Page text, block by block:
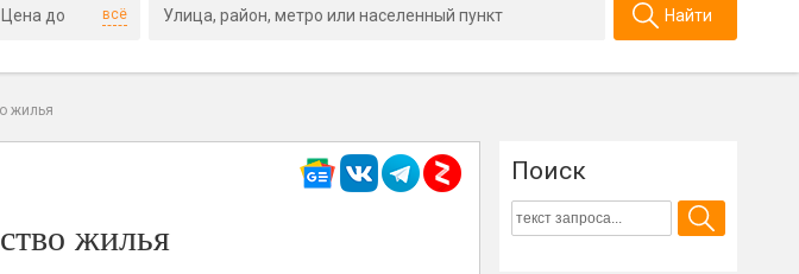
всё Найти
жилья
жилья
Поиск